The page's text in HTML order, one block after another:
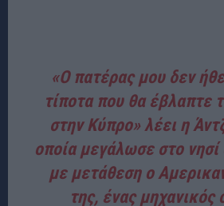
«Ο πατέρας μου δεν
τίποτα που θα έβλαπτε
στην Κύπρο» λέει η
οποία μεγάλωσε στο
με μετάθεση ο
της, ένας μηχανικός